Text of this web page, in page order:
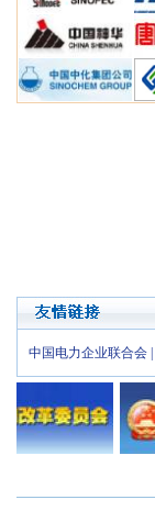
中国电力企业联合会